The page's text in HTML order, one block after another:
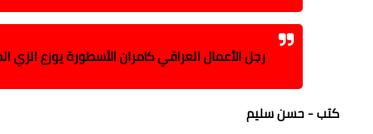
رجل الأعمال العراقي كامران الأسطورة يوزع الزي
كتب - حسن سليم